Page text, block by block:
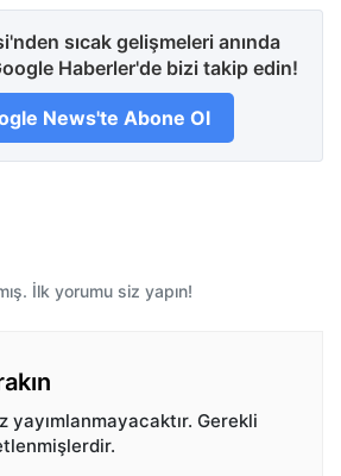
sıcak gelişmeleri anında
Haberler'de bizi takip edin!
News'te Abone Ol
İlk yorumu siz yapın!
yayımlanmayacaktır. Gerekli